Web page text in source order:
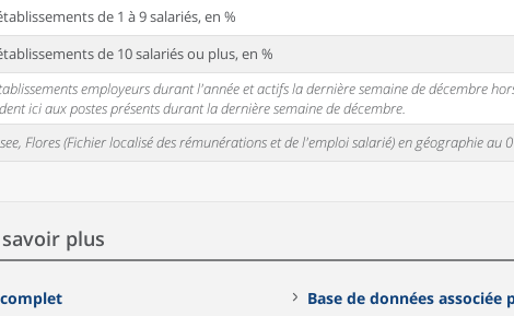
de 1 à 9 salariés, en %
de 10 salariés ou plus, en %
employeurs durant l'année et actifs la dernière semaine de décembre
ici aux postes présents durant la dernière semaine de décembre.
Flores (Fichier localisé des rémunérations et de l'emploi salarié) en géographie au
plus
Base de données associée